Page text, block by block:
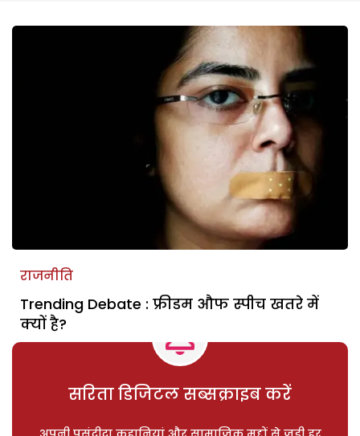
राजनीति
Trending Debate : फ्रीडम औफ स्पीच खतरे में
क्यों है?
सरिता डिजिटल सब्सक्राइब करें